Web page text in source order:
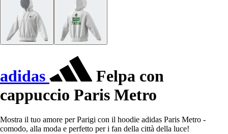
adidas
Felpa con
cappuccio Paris Metro
Mostra il tuo amore per Parigi con il hoodie adidas Paris Metro -
comodo, alla moda e perfetto per i fan della città della luce!